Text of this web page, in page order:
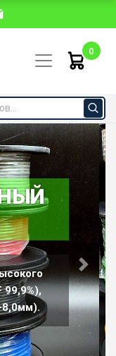
0
99,9%),
8,0мм).
Next
и адаптеры,
элементов